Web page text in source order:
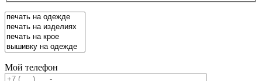
Мой телефон